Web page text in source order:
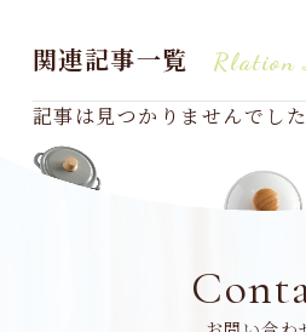
関連記事一覧 Rlation
記事は見つかりませんでした